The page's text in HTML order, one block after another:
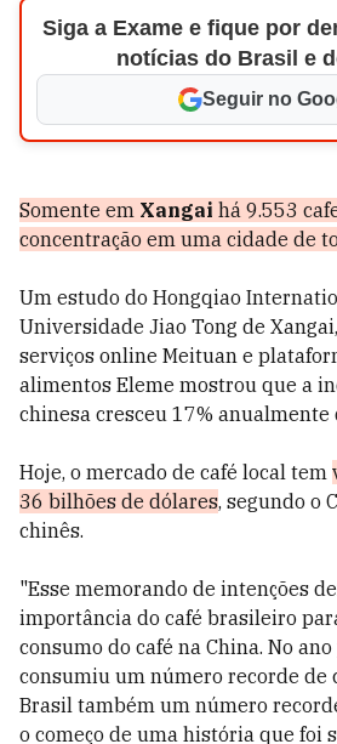
Siga a Exame e fique por
notícias do Brasil e
Seguir no
Somente em Xangai há 9.553
concentração em uma cidade de
Um estudo do Hongqiao
Universidade Jiao Tong de
serviços online Meituan e
alimentos Eleme mostrou que a
chinesa cresceu 17% anualmente
Hoje, o mercado de café local tem
36 bilhões de dólares, segundo o
chinês.
"Esse memorando de intenções
importância do café brasileiro
consumo do café na China. No
consumiu um número recorde de
Brasil também um número
o começo de uma história que foi